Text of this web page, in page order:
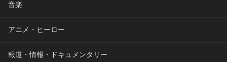
音楽
アニメ・ヒーロー
報道・情報・ドキュメンタリー